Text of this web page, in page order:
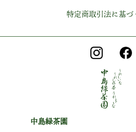
特定商取引法に基づ
中島緑茶園